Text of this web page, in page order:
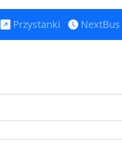
Przystanki NextBus